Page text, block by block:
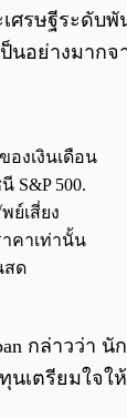
ศรษฐีระดับ
นอย่างมาก
องเงินเดือน
S&P 500.
ย์เสี่ยง
คาเท่านั้น
สด
กล่าวว่า
นเตรียมใจใ